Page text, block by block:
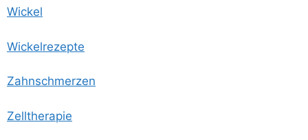
Wickel
Wickel­re­zep­te
Zahn­schmer­zen
Zell­the­ra­pie